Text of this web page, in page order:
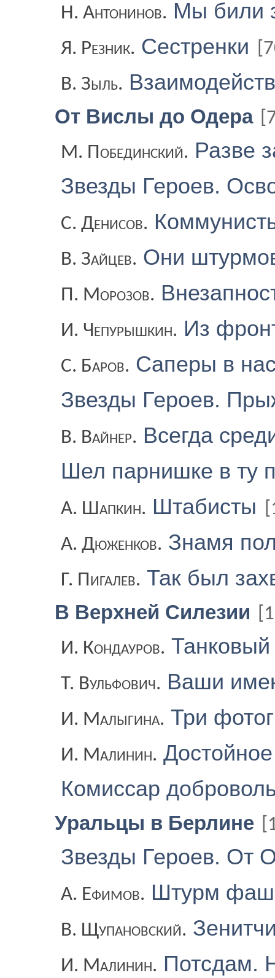
Н. Антонинов. Мы били
Я. Резник. Сестренки
В. Зыль.
От Вислы до Одера
М. Побединский. Разве
Звезды Героев.
С. Денисов.
В. Зайцев. Они
П. Морозов.
И. Чепурышкин. Из
С. Баров. Саперы в
Звезды Героев.
В. Вайнер. Всегда
Шел парнишке в ту
А. Шапкин. Штабисты
А. Дюженков. Знамя
Г. Пигалев. Так был
В Верхней Силезии
И. Кондауров.
Т. Вульфович. Ваши
И. Малыгина. Три
И. Малинин.
Комиссар
Уральцы в Берлине
Звезды Героев. От
А. Ефимов. Штурм
В. Щупановский.
И. Малинин. Потсдам.